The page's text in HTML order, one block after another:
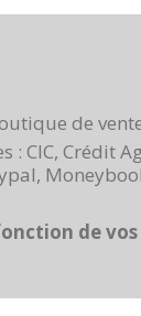
de
CIC, Crédit
de vos